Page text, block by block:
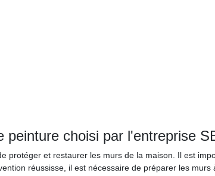
peinture choisi par l'entreprise
protéger et restaurer les murs de la maison. Il est
réussisse, il est nécessaire de préparer les murs